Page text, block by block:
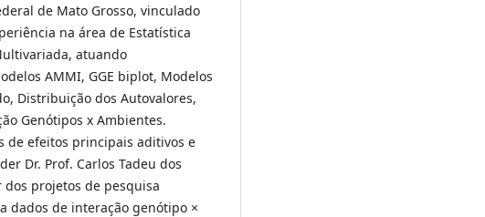
de Mato Grosso, vinculado
na área de Estatística
atuando
AMMI, GGE biplot, Modelos
Distribuição dos Autovalores,
Genótipos x Ambientes.
de efeitos principais aditivos e
Dr. Prof. Carlos Tadeu dos
dos projetos de pesquisa
dados de interação genótipo ×